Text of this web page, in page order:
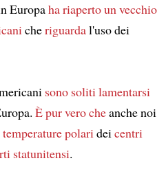
Europaha riapertoun vecchio
cheriguardal'uso dei
sono soliti lamentarsi
È pur vero cheanche noi
polarideicentri
statunitensi.